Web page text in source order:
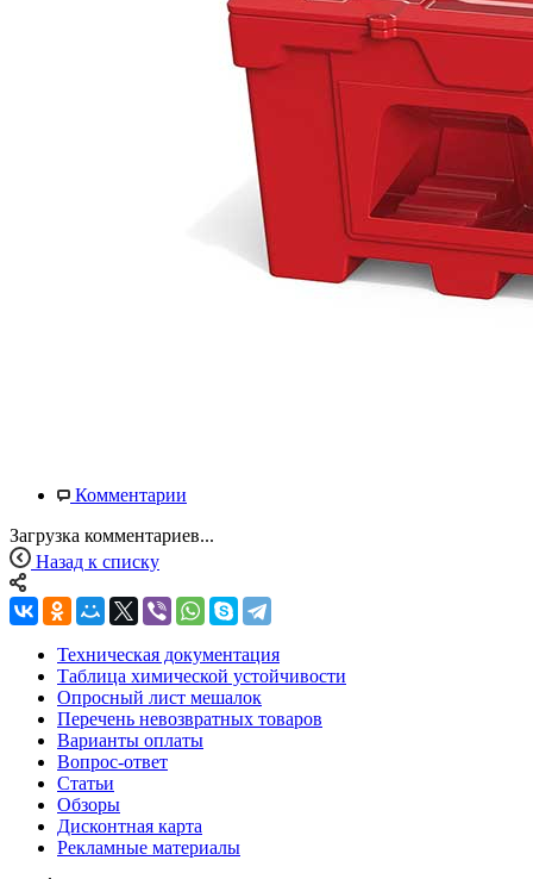
Комментарии
Загрузка комментариев...
Назад к списку
Техническая документация
Таблица химической устойчивости
Опросный лист мешалок
Перечень невозвратных товаров
Варианты оплаты
Вопрос-ответ
Статьи
Обзоры
Дисконтная карта
Рекламные материалы